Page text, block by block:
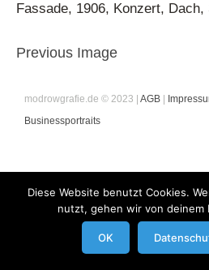
Fassade, 1906, Konzert, Dach,
Previous Image
modrowgrafie.de © 2023 | AGB|
Businessportraits
Diese Website benutzt Cookies.
nutzt, gehen wir von deinem
OK